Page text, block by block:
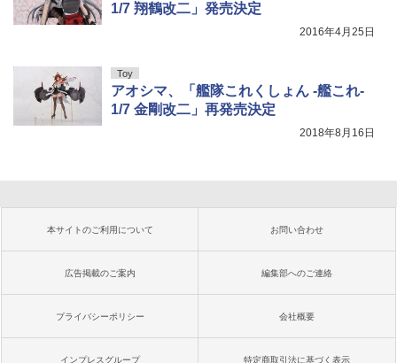
1/7 翔鶴改二」発売決定
2016年4月25日
Toy
アオシマ、「艦隊これくしょん -艦これ-
1/7 金剛改二」再発売決定
2018年8月16日
本サイトのご利用について お問い合わせ
広告掲載のご案内 編集部へのご連絡
プライバシーポリシー 会社概要
インプレスグループ 特定商取引法に基づく表示